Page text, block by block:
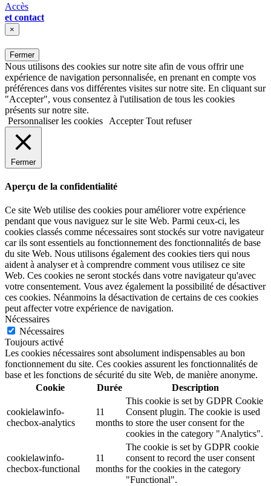
Accès
et contact
×
Fermer
Nous utilisons des cookies sur notre site afin de vous offrir une
expérience de navigation personnalisée, en prenant en compte vos
préférences dans vos différentes visites sur notre site. En cliquant sur
"Accepter", vous consentez à l'utilisation de tous les cookies
présents sur notre site.
Personnaliser les cookies
Accepter Tout refuser
Fermer
Aperçu de la confidentialité
Ce site Web utilise des cookies pour améliorer votre expérience
pendant que vous naviguez sur le site Web. Parmi ceux-ci, les
cookies classés comme nécessaires sont stockés sur votre navigateur
car ils sont essentiels au fonctionnement des fonctionnalités de base
du site Web. Nous utilisons également des cookies tiers qui nous
aident à analyser et à comprendre comment vous utilisez ce site
Web. Ces cookies ne seront stockés dans votre navigateur qu'avec
votre consentement. Vous avez également la possibilité de désactiver
ces cookies. Néanmoins la désactivation de certains de ces cookies
peut affecter votre expérience de navigation.
Nécessaires
Nécessaires
Toujours activé
Les cookies nécessaires sont absolument indispensables au bon
fonctionnement du site. Ces cookies assurent les fonctionnalités de
base et les fonctions de sécurité du site Web, de manière anonyme.
Cookie
Durée Description
cookielawinfo-
checbox-analytics
11
months
This cookie is set by GDPR Cookie
Consent plugin. The cookie is used
to store the user consent for the
cookies in the category "Analytics".
cookielawinfo-
checbox-functional
11
months
The cookie is set by GDPR cookie
consent to record the user consent
for the cookies in the category
"Functional".